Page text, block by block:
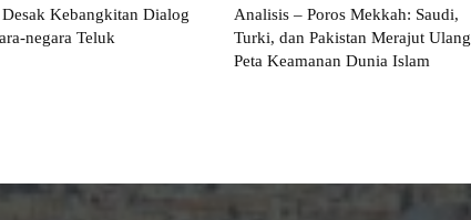
Kebangkitan Dialog
negara Teluk
Analisis – Poros Mekkah: Saudi,
Turki, dan Pakistan Merajut Ulang
Peta Keamanan Dunia Islam